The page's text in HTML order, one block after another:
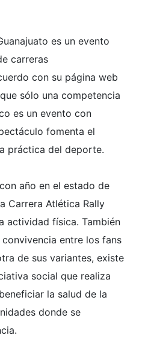
es un evento
carreras
con su página web
sólo una competencia
es un evento con
fomenta el
práctica del deporte.
año en el estado de
Carrera Atlética Rally
actividad física. También
entre los fans
de sus variantes, existe
social que realiza
la salud de la
donde se